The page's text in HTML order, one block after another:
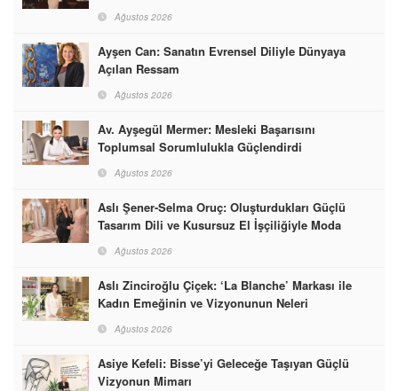
Ağustos 2026
Ayşen Can: Sanatın Evrensel Diliyle Dünyaya
Açılan Ressam
Ağustos 2026
Av. Ayşegül Mermer: Mesleki Başarısını
Toplumsal Sorumlulukla Güçlendirdi
Ağustos 2026
Aslı Şener-Selma Oruç: Oluşturdukları Güçlü
Tasarım Dili ve Kusursuz El İşçiliğiyle Moda
Dünyasına İmzalarını Attılar
Ağustos 2026
Aslı Zinciroğlu Çiçek: ‘La Blanche’ Markası ile
Kadın Emeğinin ve Vizyonunun Neleri
Başarabileceğinin En Güzel Örneğini Sunuyor
Ağustos 2026
Asiye Kefeli: Bisse’yi Geleceğe Taşıyan Güçlü
Vizyonun Mimarı